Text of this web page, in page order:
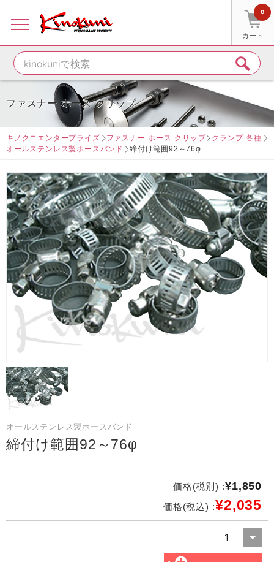
カート
0
ファスナー ホース クリップ
キノクニエンタープライズ ファスナー ホース クリップ
クランプ 各種
オールステンレス製ホースバンド
締付け範囲92～76φ
オールステンレス製ホースバンド
締付け範囲92～76φ
価格(税別) :¥1,850
価格(税込) :¥2,035